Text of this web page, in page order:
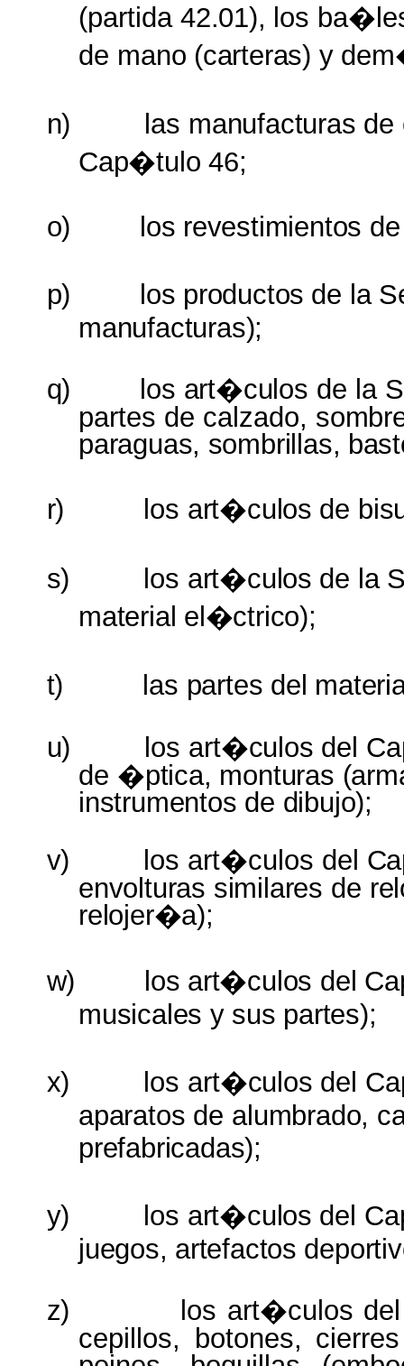
(partida42.01), los
de mano (carteras) y
n) las manufacturas de
Cap�tulo 46;
o) los revestimientos de
p) los productos de la
manufacturas);
q)
los art�culos de la
partes de calzado,
paraguas, sombrillas,
r) los art�culos de
s) los art�culos de la
material el�ctrico);
t) las partes del
u)
los art�culos del
de �ptica, monturas
instrumentos de dibujo);
v)
los art�culos del
envolturas similares de
relojer�a);
w) los art�culos del
musicales y sus partes);
x) los art�culos del
aparatos de alumbrado,
prefabricadas);
y) los art�culos del
juegos, artefactos
z)
los art�culos
cepillos, botones,